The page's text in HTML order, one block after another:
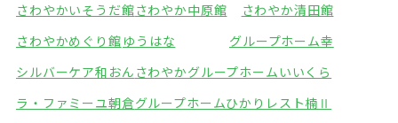
さわやかいそうだ館さわやか中原館
さわやか清田館
さわやかめぐり館 ゆうはな
グループホーム幸
シルバーケア和おん さわやかグループホームいいくら
ラ・ファミーユ朝倉グループホームひかり レスト楠Ⅱ